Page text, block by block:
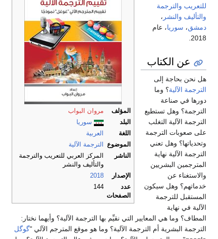
المؤلف
مروان البواب
البلد
سوريا
اللغة
العربية
الموضوع
الترجمة الآلية
الناشر
المركز العربي للتعريب والترجمة
والتأليف والنشر
الإصدار
2018
عدد
الصفحات
144
للتعريب والترجمة
والتأليف والنشر ،
دمشق، سوريا، عام
2018.
عن الكتاب
هل نحن بحاجة إلى
الترجمة الآلية؟ وما
دورها في صناعة
الترجمة؟ وهل تستطيع
الترجمة الآلية التغلب
على صعوبات الترجمة
وتحدياتها؟ وهل تعني
الترجمة الآلية نهاية
المترجمين البشريين
والاستغناء عن
خدماتهم؟ وهل سيكون
المستقبل للترجمة
الآلية في نهاية
المطاف؟ وما هي المعايير التي نقيِّم بها الترجمة الآلية؟ وأيهما نختار:
الترجمة البشرية أم الترجمة الآلية؟ وما هو موقع المترجم الآلي "گوگل